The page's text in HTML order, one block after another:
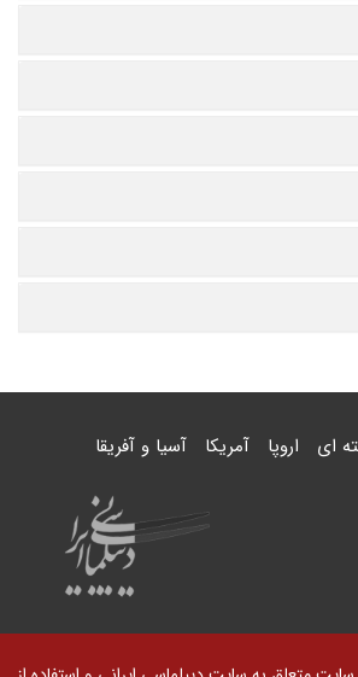
ای اروپا آمریکا آسیا و آفریقا